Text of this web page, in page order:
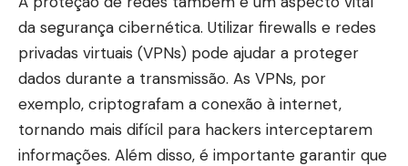
da segurança cibernética. Utilizar firewalls e redes
privadas virtuais (VPNs) pode ajudar a proteger
dados durante a transmissão. As VPNs, por
exemplo, criptografam a conexão à internet,
tornando mais difícil para hackers interceptarem
informações. Além disso, é importante garantir que